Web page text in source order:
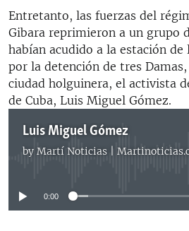
Entretanto, las fuerzas del
Gibara reprimieron a un grupo
habían acudido a la estación
por la detención de tres
ciudad holguinera, el activista
de Cuba, Luis Miguel Gómez.
Luis Miguel Gómez
by Martí Noticias |
No media source
0:00